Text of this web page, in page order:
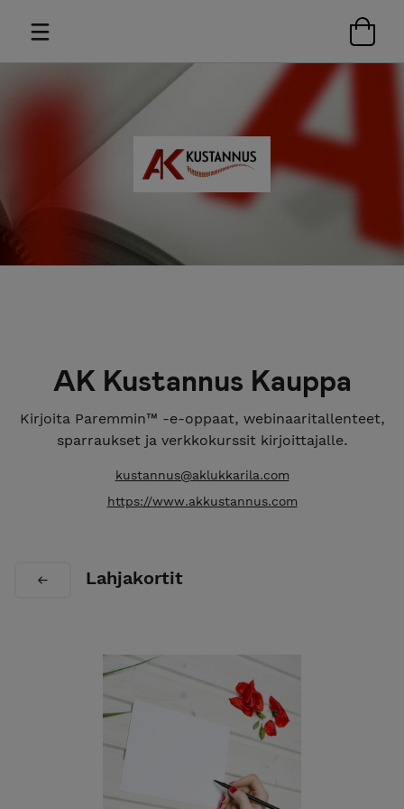
AK Kustannus Kauppa
Kirjoita Paremmin™ -e-oppaat, webinaaritallenteet,
sparraukset ja verkkokurssit kirjoittajalle.
kustannus@aklukkarila.com
https://www.akkustannus.com
Lahjakortit